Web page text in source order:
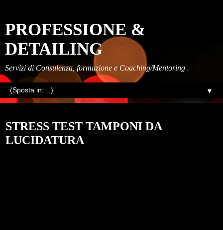
PROFESSIONE &
DETAILING
Servizi di Consulenza, formazione e Coaching/Mentoring .
▼
STRESS TEST TAMPONI DA
LUCIDATURA